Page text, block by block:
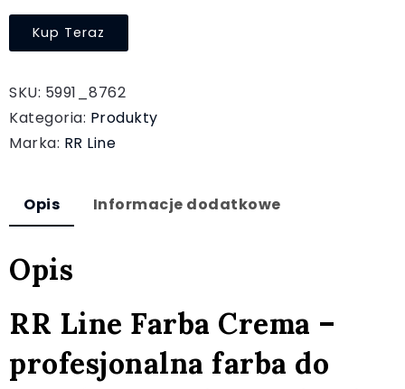
Kup Teraz
SKU: 5991_8762
Kategoria: Produkty
Marka: RR Line
Opis Informacje dodatkowe
Opis
RR Line Farba Crema –
profesjonalna farba do